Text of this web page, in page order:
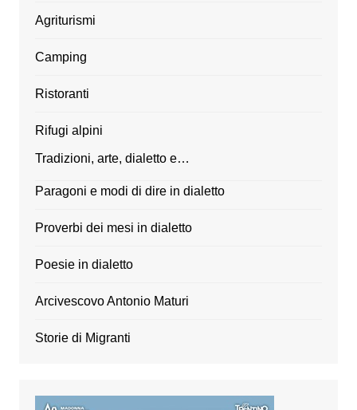
Agriturismi
Camping
Ristoranti
Rifugi alpini
Tradizioni, arte, dialetto e…
Paragoni e modi di dire in dialetto
Proverbi dei mesi in dialetto
Poesie in dialetto
Arcivescovo Antonio Maturi
Storie di Migranti